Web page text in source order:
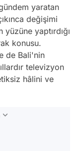
yaratan
değişimi
yaptırdığı
konusu.
de Bali'nin
televizyon
hâlini ve